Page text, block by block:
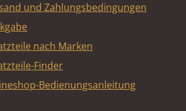
und Zahlungsbedingungen
nach Marken
Finder
Bedienungsanleitung